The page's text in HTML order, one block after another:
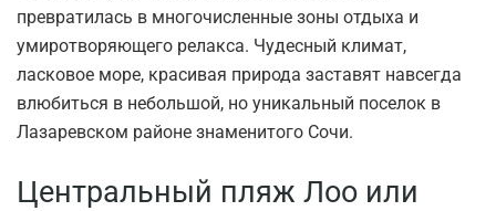
превратилась в многочисленные зоны отдыха и
умиротворяющего релакса. Чудесный климат,
ласковое море, красивая природа заставят навсегда
влюбиться в небольшой, но уникальный поселок в
Лазаревском районе знаменитого Сочи.
Центральный пляж Лоо или